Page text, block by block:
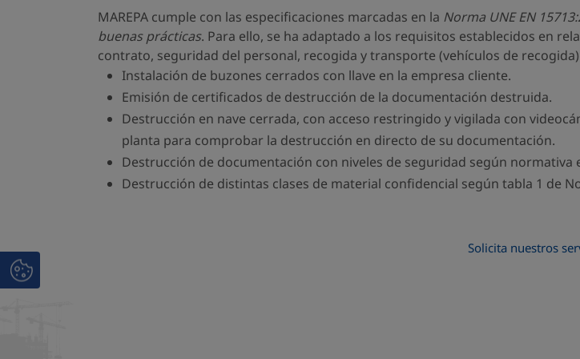
MAREPA cumple con las especificaciones marcadas en la Norma UNE EN
buenas prácticas. Para ello, se ha adaptado a los requisitos establecidos en
contrato, seguridad del personal, recogida y transporte (vehículos de
Instalación de buzones cerrados con llave en la empresa cliente.
Emisión de certificados de destrucción de la documentación destruida.
Destrucción en nave cerrada, con acceso restringido y vigilada con
planta para comprobar la destrucción en directo de su documentación.
Destrucción de documentación con niveles de seguridad según normativa
Destrucción de distintas clases de material confidencial según tabla 1 de
Solicita nuestros